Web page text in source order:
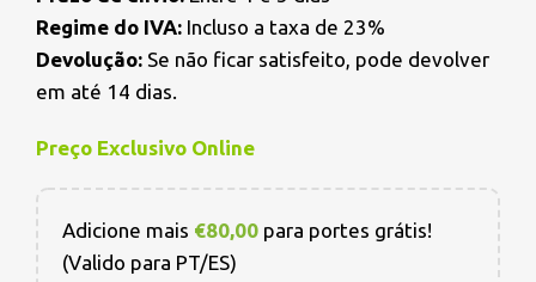
Regime do IVA: Incluso a taxa de 23%
Devolução: Se não ficar satisfeito, pode devolver
em até 14 dias.
Preço Exclusivo Online
Adicione mais €80,00 para portes grátis!
(Valido para PT/ES)